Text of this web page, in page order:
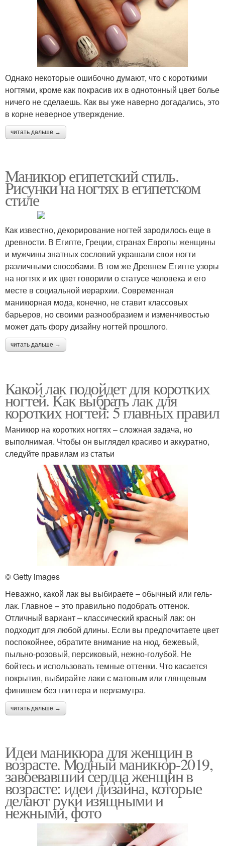
Однако некоторые ошибочно думают, что с короткими
ногтями, кроме как покрасив их в однотонный цвет болье
ничего не сделаешь. Как вы уже наверно догадались, это
в корне неверное утверждение.
читать дальше →
Маникюр египетский стиль.
Рисунки на ногтях в египетском
стиле
Как известно, декорирование ногтей зародилось еще в
древности. В Египте, Греции, странах Европы женщины
и мужчины знатных сословий украшали свои ногти
различными способами. В том же Древнем Египте узоры
на ногтях и их цвет говорили о статусе человека и его
месте в социальной иерархии. Современная
маникюрная мода, конечно, не ставит классовых
барьеров, но своими разнообразием и изменчивостью
может дать фору дизайну ногтей прошлого.
читать дальше →
Какой лак подойдет для коротких
ногтей. Как выбрать лак для
коротких ногтей: 5 главных правил
Маникюр на коротких ногтях – сложная задача, но
выполнимая. Чтобы он выглядел красиво и аккуратно,
следуйте правилам из статьи
© Getty images
Неважно, какой лак вы выбираете ‒ обычный или гель-
лак. Главное – это правильно подобрать оттенок.
Отличный вариант ‒ классический красный лак: он
подходит для любой длины. Если вы предпочитаете цвет
поспокойнее, обратите внимание на нюд, бежевый,
пыльно-розовый, персиковый, нежно-голубой. Не
бойтесь и использовать темные оттенки. Что касается
покрытия, выбирайте лаки с матовым или глянцевым
финишем без глиттера и перламутра.
читать дальше →
Идеи маникюра для женщин в
возрасте. Модный маникюр-2019,
завоевавший сердца женщин в
возрасте: идеи дизайна, которые
делают руки изящными и
нежными, фото